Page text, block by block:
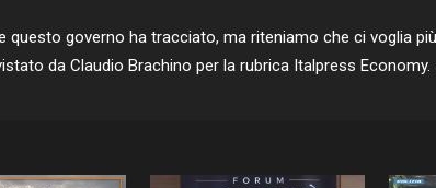
questo governo ha tracciato, ma riteniamo che ci voglia
da Claudio Brachino per la rubrica Italpress